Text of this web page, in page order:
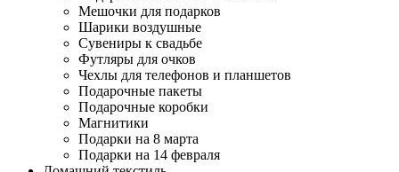
Мешочки для подарков
Шарики воздушные
Сувениры к свадьбе
Футляры для очков
Чехлы для телефонов и планшетов
Подарочные пакеты
Подарочные коробки
Магнитики
Подарки на 8 марта
Подарки на 14 февраля